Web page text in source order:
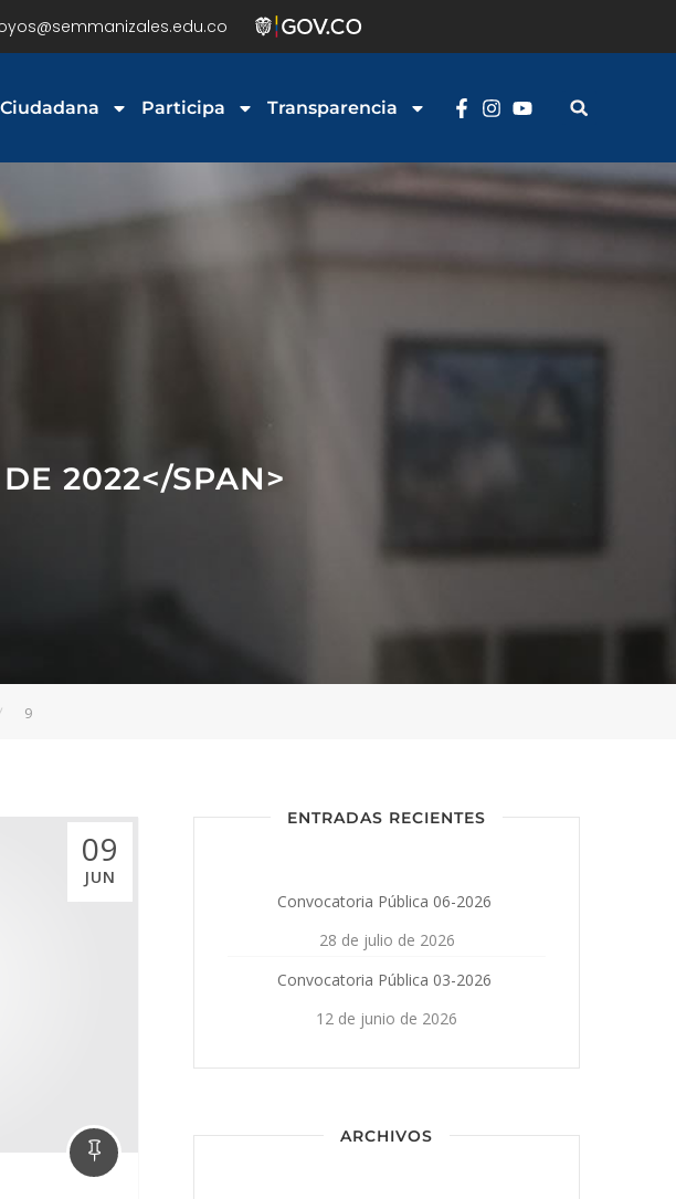
Participa Transparencia
2022</SPAN>
9
09
JUN
ENTRADAS RECIENTES
Convocatoria Pública 06-2026
28 de julio de 2026
Convocatoria Pública 03-2026
12 de junio de 2026
ARCHIVOS